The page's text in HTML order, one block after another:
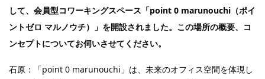
して、会員型コワーキングスペース「point 0 marunouchi（ポイ
ントゼロ マルノウチ）」を開設されました。この場所の概要、コ
ンセプトについてお伺いさせてください。
石原：「point 0 marunouchi」は、未来のオフィス空間を体現し